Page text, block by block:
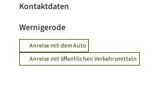
Kontaktdaten
Wernigerode
Anreise mit dem Auto
Anreise mit öffentlichen Verkehrsmitteln